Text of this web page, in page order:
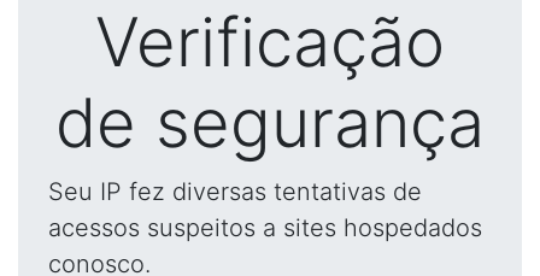
Verificação
de segurança
Seu IP fez diversas tentativas de
acessos suspeitos a sites hospedados
conosco.